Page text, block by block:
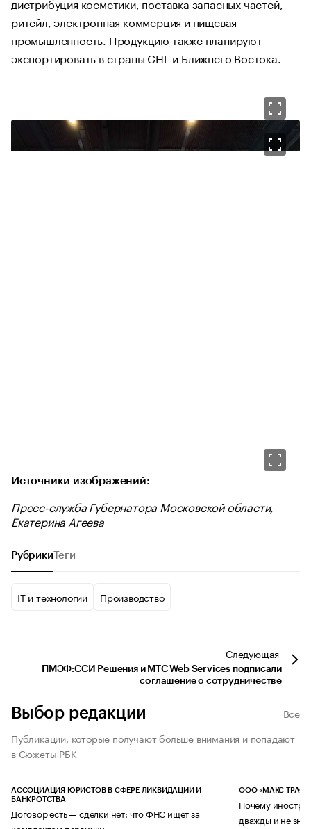
ритейл, электронная коммерция и пищевая
промышленность. Продукцию также планируют
экспортировать в страны СНГ и Ближнего Востока.
Источники изображений:
Пресс-служба Губернатора Московской области,
Екатерина Агеева
Рубрики Теги
IT и технологии Производство
Следующая
ПМЭФ:ССИ Решения и МТС Web Services подписали
соглашение о сотрудничестве
Выбор редакции
Все
Публикации, которые получают больше внимания и попадают
в Сюжеты РБК
АССОЦИАЦИЯ ЮРИСТОВ В СФЕРЕ ЛИКВИДАЦИИ И
БАНКРОТСТВА
Договор есть — сделки нет: что ФНС ищет за
ООО «МАКС ТРАСТ»
Почему
дважды и не